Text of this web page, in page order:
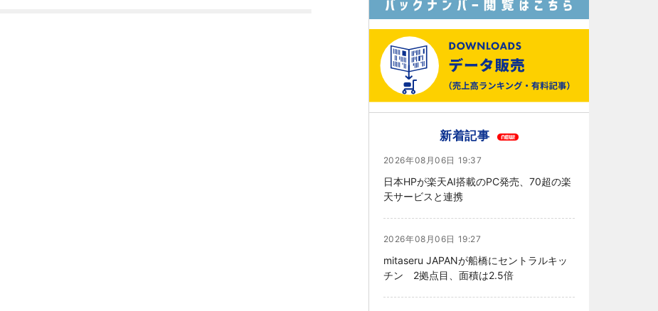
新着記事
2026年08月06日 19:37
日本HPが楽天AI搭載のPC発売、70超の楽
天サービスと連携
2026年08月06日 19:27
mitaseru JAPANが船橋にセントラルキッ
チン 2拠点目、面積は2.5倍